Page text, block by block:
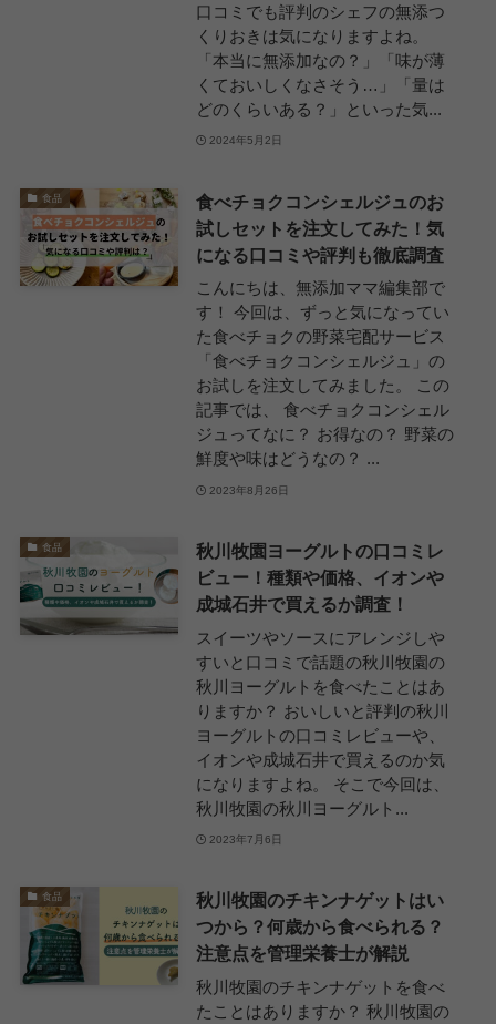
口コミでも評判のシェフの無添つ
くりおきは気になりますよね。
「本当に無添加なの？」「味が薄
くておいしくなさそう…」「量は
どのくらいある？」といった気...
2024年5月2日
食品
食べチョクコンシェルジュのお
試しセットを注文してみた！気
になる口コミや評判も徹底調査
こんにちは、無添加ママ編集部で
す！ 今回は、ずっと気になってい
た食べチョクの野菜宅配サービス
「食べチョクコンシェルジュ」の
お試しを注文してみました。 この
記事では、 食べチョクコンシェル
ジュってなに？ お得なの？ 野菜の
鮮度や味はどうなの？ ...
2023年8月26日
食品
秋川牧園ヨーグルトの口コミレ
ビュー！種類や価格、イオンや
成城石井で買えるか調査！
スイーツやソースにアレンジしや
すいと口コミで話題の秋川牧園の
秋川ヨーグルトを食べたことはあ
りますか？ おいしいと評判の秋川
ヨーグルトの口コミレビューや、
イオンや成城石井で買えるのか気
になりますよね。 そこで今回は、
秋川牧園の秋川ヨーグルト...
2023年7月6日
食品
秋川牧園のチキンナゲットはい
つから？何歳から食べられる？
注意点を管理栄養士が解説
秋川牧園のチキンナゲットを食べ
たことはありますか？ 秋川牧園の